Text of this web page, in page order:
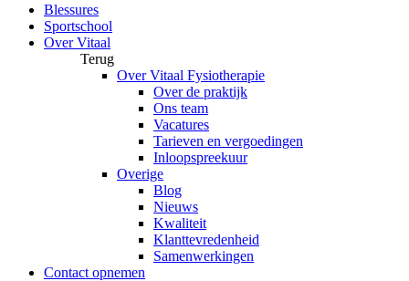
Blessures
Sportschool
Over Vitaal
Terug
Over Vitaal Fysiotherapie
Over de praktijk
Ons team
Vacatures
Tarieven en vergoedingen
Inloopspreekuur
Overige
Blog
Nieuws
Kwaliteit
Klanttevredenheid
Samenwerkingen
Contact opnemen